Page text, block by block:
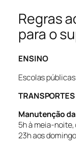
Regras
para o
ENSINO
Escolas
TRANSPORTES
Manutenção
5h à meia-noite,
23h aos